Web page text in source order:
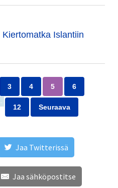
Islantiin
3 4 5 6
12 Seuraava
Jaa Twitterissä
Jaa sähköpostitse